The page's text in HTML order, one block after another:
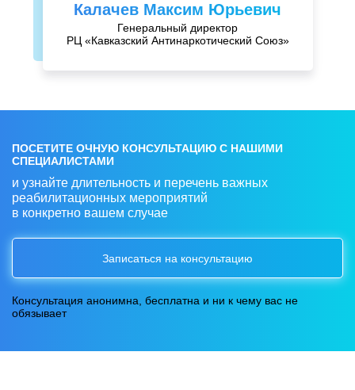
Калачев Максим Юрьевич
Генеральный директор
РЦ «Кавказский Антинаркотический Союз»
ПОСЕТИТЕ ОЧНУЮ КОНСУЛЬТАЦИЮ С НАШИМИ
СПЕЦИАЛИСТАМИ
и узнайте длительность и перечень важных
реабилитационных мероприятий
в конкретно вашем случае
Записаться на консультацию
Консультация анонимна, бесплатна и ни к чему вас не
обязывает